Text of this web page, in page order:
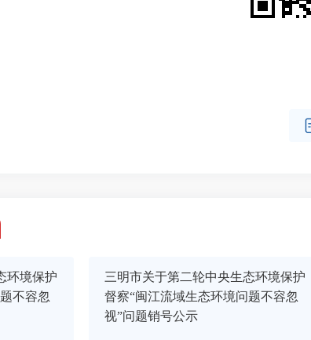
环境保护
不容忽
三明市关于第二轮中央生态环境保护
督察“闽江流域生态环境问题不容忽
视”问题销号公示